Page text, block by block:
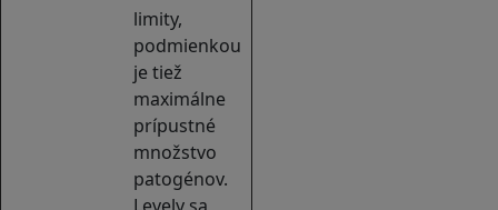
limity,
podmienkou
je tiež
maximálne
prípustné
množstvo
patogénov.